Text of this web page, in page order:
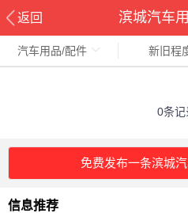
返回 滨城汽车
汽车用品/配件 新旧程
0条记
免费发布一条滨城
信息推荐